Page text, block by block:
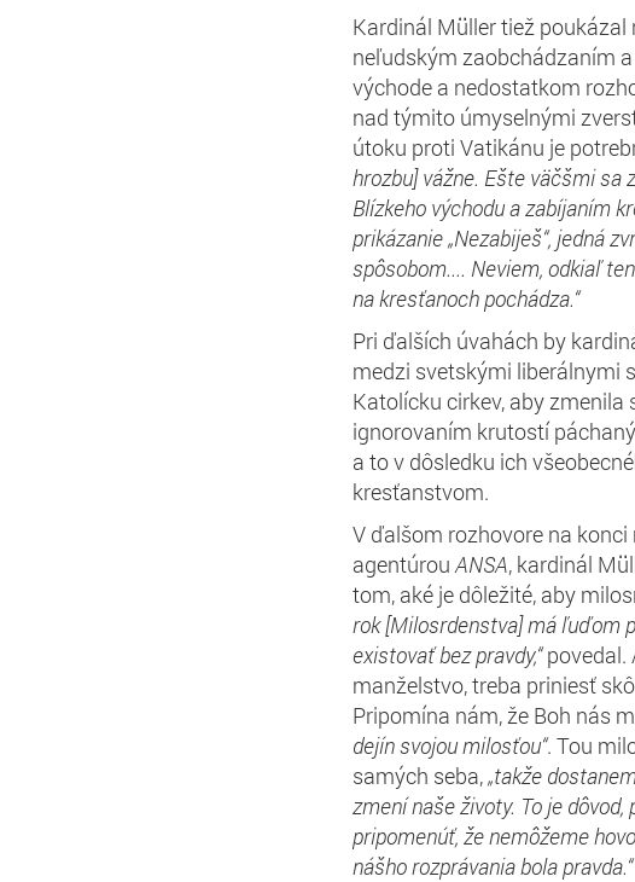
Kardinál Müller tiež
neľudským zaobchádzaním
východe a nedostatkom
nad týmito úmyselnými
útoku proti Vatikánu je
hrozbu] vážne. Ešte väčšmi sa
Blízkeho východu a zabíjaním
prikázanie „Nezabiješ“, jedná
spôsobom.... Neviem, odkiaľ
nakresťanochpochádza.“
Pri ďalších úvahách by
medzi svetskými liberálnymi
Katolícku cirkev, aby
ignorovaním krutostí
a to v dôsledku ich
kresťanstvom.
V ďalšom rozhovore na
agentúrouANSA, kardinál
tom, aké je dôležité, aby
rok [Milosrdenstva]má ľuďom
existovať bez pravdy,“povedal.
manželstvo, treba priniesť
Pripomína nám, že Boh nás
dejínsvojoumilosťou“. Tou
samých seba,„takže
zmenínašeživoty. To je
pripomenúť, že nemôžeme
nášho rozprávania bolapravda.“